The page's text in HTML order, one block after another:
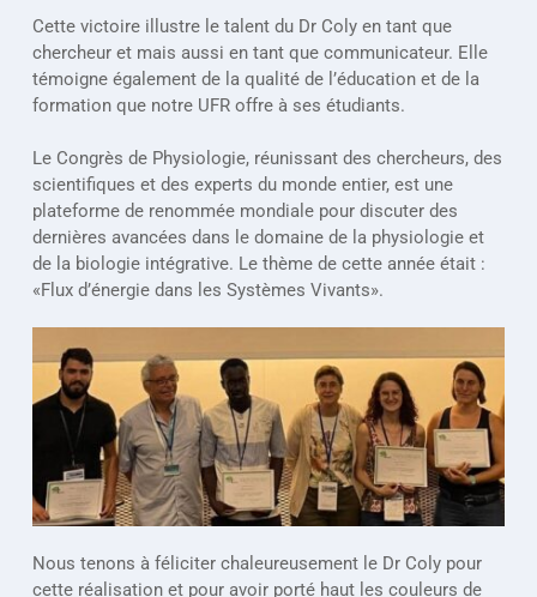
Cette victoire illustre le talent du Dr Coly en tant que
chercheur et mais aussi en tant que communicateur. Elle
témoigne également de la qualité de l’éducation et de la
formation que notre UFR offre à ses étudiants.
Le Congrès de Physiologie, réunissant des chercheurs, des
scientifiques et des experts du monde entier, est une
plateforme de renommée mondiale pour discuter des
dernières avancées dans le domaine de la physiologie et
de la biologie intégrative. Le thème de cette année était :
«Flux d’énergie dans les Systèmes Vivants».
Nous tenons à féliciter chaleureusement le Dr Coly pour
cette réalisation et pour avoir porté haut les couleurs de